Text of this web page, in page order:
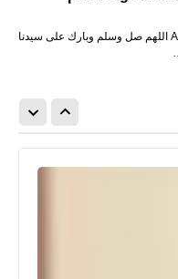
تنزيل Sigma Battle Royale Apk لنظام Android اللهم صل وسلم وبارك على سيدنا